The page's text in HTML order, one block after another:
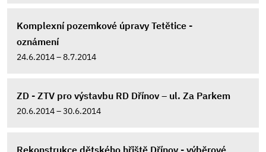
Komplexní pozemkové úpravy Tetětice -
oznámení
24.6.2014 – 8.7.2014
ZD - ZTV pro výstavbu RD Dřínov – ul. Za Parkem
20.6.2014 – 30.6.2014
Rekonstrukce dětského hřiště Dřínov - výběrové